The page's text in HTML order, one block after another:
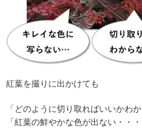
紅葉を撮りに出かけても
「どのように切り取ればいいかわ
「紅葉の鮮やかな色が出ない・・・